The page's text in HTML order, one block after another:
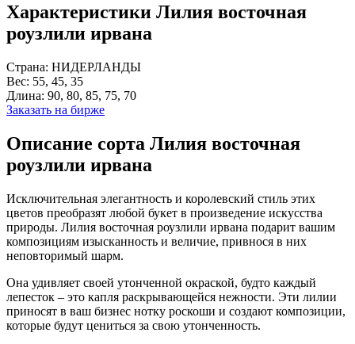
Характеристики Лилия восточная
роузлили ирвана
Страна: НИДЕРЛАНДЫ
Вес: 55, 45, 35
Длина: 90, 80, 85, 75, 70
Заказать на бирже
Описание сорта Лилия восточная
роузлили ирвана
Исключительная элегантность и королевский стиль этих
цветов преобразят любой букет в произведение искусства
природы. Лилия восточная роузлили ирвана подарит вашим
композициям изысканность и величие, привнося в них
неповторимый шарм.
Она удивляет своей утонченной окраской, будто каждый
лепесток – это капля раскрывающейся нежности. Эти лилии
приносят в ваш бизнес нотку роскоши и создают композиции,
которые будут цениться за свою утонченность.